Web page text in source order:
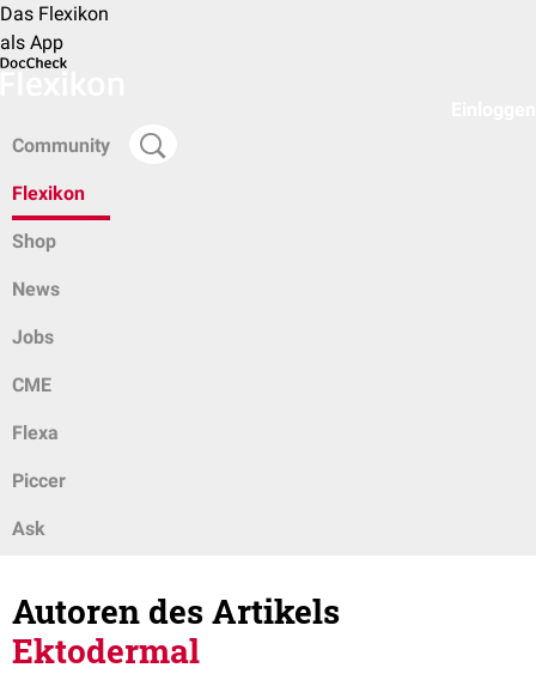
Das Flexikon
als App
Community
Flexikon
Shop
News
Jobs
CME
Flexa
Piccer
Ask
Autoren des Artikels
Ektodermal